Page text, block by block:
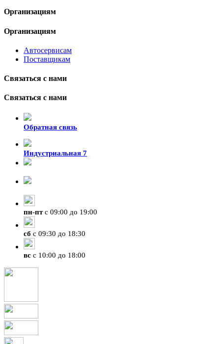
Организациям
Организациям
Автосервисам
Поставщикам
Связаться с нами
Связаться с нами
Обратная связь
Индустриальная 7
пн-птс 09:00 до 19:00
сб с 09:30 до 18:30
вс с 10:00 до 18:00